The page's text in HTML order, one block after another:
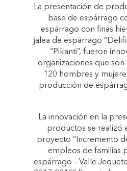
La presentación de
base de espárrago
espárrago con finas
jalea de espárrago
“Pikanti”, fueron
organizaciones que
120 hombres y
producción de
La innovación en la
productos se realizó
proyecto “Incremento
empleos de familias
espárrago – Valle